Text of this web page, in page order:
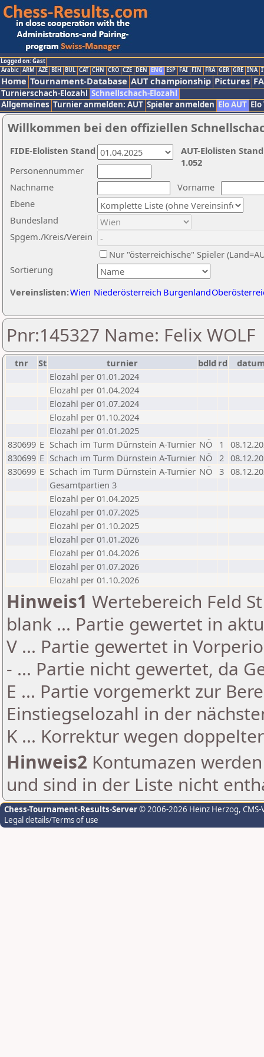
Logged on: Gast
Arabic ARM AZE BIH BUL CAT CHN CRO CZE DEN ENG ESP FAI FIN FRA GER GRE INA
Home Tournament-Database AUT championship Pictures
Turnierschach-Elozahl Schnellschach-Elozahl
Allgemeines Turnier anmelden: AUT Spieler anmelden Elo AUT
Willkommen bei den offiziellen
Nachname
Vorname
Ebene
Sortierung
Personennummer
Bundesland
Spgem./Kreis/Verein
Nur "österreichische" Spieler
Vereinslisten:Wien Niederösterreich Burgenland
AUT-Elolisten
1.052
FIDE-Elolisten Stand
Pnr:145327 Name: Felix WOLF
tnr St turnier bdld rd
Elozahl per 01.01.2024
Elozahl per 01.04.2024
Elozahl per 01.07.2024
Elozahl per 01.10.2024
Elozahl per 01.01.2025
830699 E Schach im Turm Dürnstein A-Turnier NÖ 1
830699 E Schach im Turm Dürnstein A-Turnier NÖ 2
830699 E Schach im Turm Dürnstein A-Turnier NÖ 3
Gesamtpartien 3
Elozahl per 01.04.2025
Elozahl per 01.07.2025
Elozahl per 01.10.2025
Elozahl per 01.01.2026
Elozahl per 01.04.2026
Elozahl per 01.07.2026
Elozahl per 01.10.2026
Hinweis1 Wertebereich Feld
blank ... Partie gewertet in
V ... Partie gewertet in
- ... Partie nicht gewertet, da
E ... Partie vorgemerkt zur
Einstiegselozahl in der
K ... Korrektur wegen
Hinweis2 Kontumazen
und sind in der Liste nicht
Chess-Tournament-Results-Server© 2006-2026 Heinz Herzog,
Legal details/Terms of use